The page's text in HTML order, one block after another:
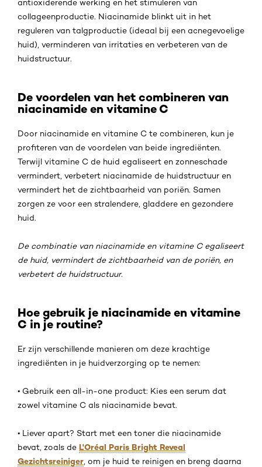
antioxiderende werking en het stimuleren van
collageenproductie. Niacinamide blinkt uit in het
reguleren van talgproductie (ideaal bij een acnegevoelige
huid), verminderen van irritaties en verbeteren van de
huidstructuur.
De voordelen van het combineren van
niacinamide en vitamine C
Door niacinamide en vitamine C te combineren, kun je
profiteren van de voordelen van beide ingrediënten.
Terwijl vitamine C de huid egaliseert en zonneschade
vermindert, verbetert niacinamide de huidstructuur en
vermindert het de zichtbaarheid van poriën. Samen
zorgen ze voor een stralendere, gladdere en gezondere
huid.
De combinatie van niacinamide en vitamine C egaliseert
de huid, vermindert de zichtbaarheid van de poriën, en
verbetert de huidstructuur.
Hoe gebruik je niacinamide en vitamine
C in je routine?
Er zijn verschillende manieren om deze krachtige
ingrediënten in je huidverzorging op te nemen:
• Gebruik een all-in-one product: Kies een serum dat
zowel vitamine C als niacinamide bevat.
• Liever apart? Start met een toner die niacinamide
bevat, zoals de L'Oréal Paris Bright Reveal
Gezichtsreiniger , om je huid te reinigen en breng daarna